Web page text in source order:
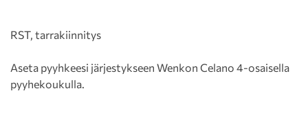
RST, tarrakiinnitys
Aseta pyyhkeesi järjestykseen Wenkon Celano 4-osaisella
pyyhekoukulla.